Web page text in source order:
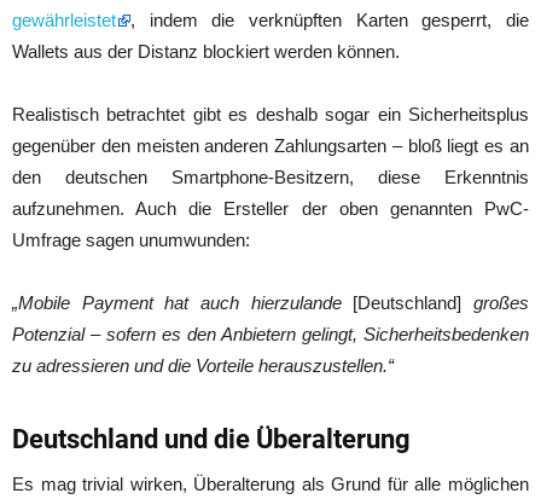
gewährleistet
, indem die verknüpften Karten gesperrt, die
Wallets aus der Distanz blockiert werden können.
Realistisch betrachtet gibt es deshalb sogar ein Sicherheitsplus
gegenüber den meisten anderen Zahlungsarten – bloß liegt es an
den deutschen Smartphone-Besitzern, diese Erkenntnis
aufzunehmen. Auch die Ersteller der oben genannten PwC-
Umfrage sagen unumwunden:
„Mobile Payment hat auch hierzulande [Deutschland]großes
Potenzial – sofern es den Anbietern gelingt, Sicherheitsbedenken
zu adressieren und die Vorteile herauszustellen.“
Deutschland und die Überalterung
Es mag trivial wirken, Überalterung als Grund für alle möglichen